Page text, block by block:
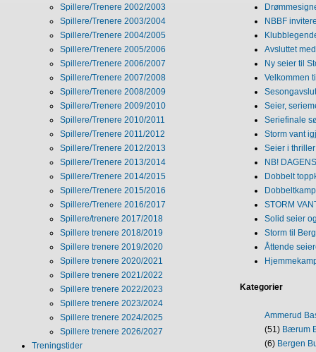
Spillere/Trenere 2002/2003
Spillere/Trenere 2003/2004
Spillere/Trenere 2004/2005
Spillere/Trenere 2005/2006
Spillere/Trenere 2006/2007
Spillere/Trenere 2007/2008
Spillere/Trenere 2008/2009
Spillere/Trenere 2009/2010
Spillere/Trenere 2010/2011
Spillere/Trenere 2011/2012
Spillere/Trenere 2012/2013
Spillere/Trenere 2013/2014
Spillere/Trenere 2014/2015
Spillere/Trenere 2015/2016
Spillere/Trenere 2016/2017
Spillere/trenere 2017/2018
Spillere trenere 2018/2019
Spillere trenere 2019/2020
Spillere trenere 2020/2021
Spillere trenere 2021/2022
Spillere trenere 2022/2023
Spillere trenere 2023/2024
Spillere trenere 2024/2025
Spillere trenere 2026/2027
Treningstider
NBBF
Avsluttet
Ny seier til
Velkommen
Seier,
Seriefinale
Storm vant
Seier i
NB!
Dobbelt
STORM
Solid seier
Storm til
Åttende
Kategorier
Ammerud
(51) Bærum
(6) Bergen